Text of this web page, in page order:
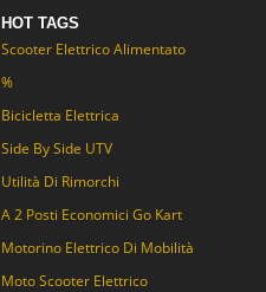
HOT TAGS
Scooter Elettrico Alimentato
%
Bicicletta Elettrica
Side By Side UTV
Utilità Di Rimorchi
A 2 Posti Economici Go Kart
Motorino Elettrico Di Mobilità
Moto Scooter Elettrico